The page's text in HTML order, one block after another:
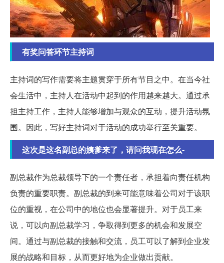
有奖问答环节主持词
主持词的写作需要将主题贯穿于所有节目之中。在当今社
会生活中，主持人在活动中起到的作用越来越大。通过承
担主持工作，主持人能够增加与观众的互动，提升活动氛
围。因此，写好主持词对于活动的成功举行至关重要。
这次是这名副总的姨爹来了，请问我现在怎么-
副总裁作为总裁领导下的一个责任者，承担着向责任机构
负责的重要职责。副总裁的到来可能意味着公司对于该职
位的重视，在公司中的地位也会显著提升。对于员工来
说，可以向副总裁学习，争取得到更多的机会和发展空
间。通过与副总裁的接触和交流，员工可以了解到企业发
展的战略和目标，从而更好地为企业做出贡献。